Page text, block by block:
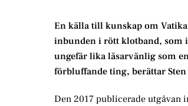
En källa till kunskap om
inbunden i rött klotband, som
ungefär lika läsarvänlig som
förbluffande ting, berättar
Den 2017 publicerade utgåvan